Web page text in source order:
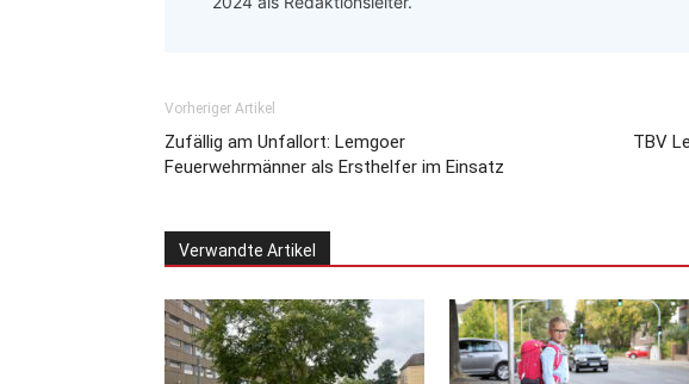
Vorheriger Artikel
Zufällig am Unfallort: Lemgoer
Feuerwehrmänner als Ersthelfer im Einsatz
TBV
Verwandte Artikel